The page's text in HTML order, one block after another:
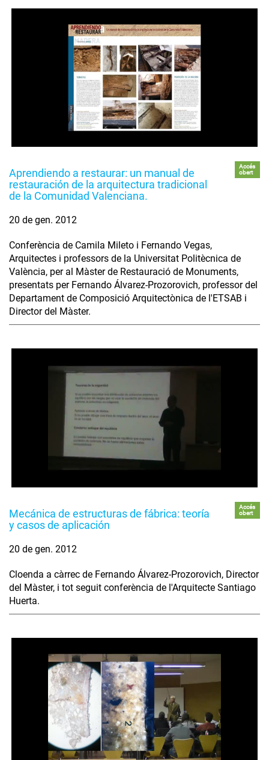
Aprendiendo a restaurar: un manual de
restauración de la arquitectura tradicional
de la Comunidad Valenciana.
Accés
obert
20 de gen. 2012
Conferència de Camila Mileto i Fernando Vegas,
Arquitectes i professors de la Universitat Politècnica de
València, per al Màster de Restauració de Monuments,
presentats per Fernando Álvarez-Prozorovich, professor del
Departament de Composició Arquitectònica de l'ETSAB i
Director del Màster.
Mecánica de estructuras de fábrica: teoría
y casos de aplicación
Accés
obert
20 de gen. 2012
Cloenda a càrrec de Fernando Álvarez-Prozorovich, Director
del Màster, i tot seguit conferència de l'Arquitecte Santiago
Huerta.